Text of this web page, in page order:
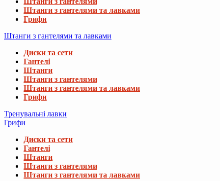
Штанги з гантелями та лавками
Грифи
Штанги з гантелями та лавками
Диски та сети
Гантелі
Штанги
Штанги з гантелями
Штанги з гантелями та лавками
Грифи
Тренувальні лавки
Грифи
Диски та сети
Гантелі
Штанги
Штанги з гантелями
Штанги з гантелями та лавками